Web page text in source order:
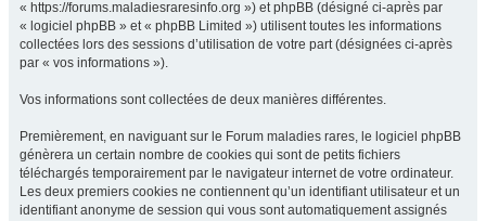
« https://forums.maladiesraresinfo.org ») et phpBB (désigné ci-après par
« logiciel phpBB » et « phpBB Limited ») utilisent toutes les informations
collectées lors des sessions d’utilisation de votre part (désignées ci-après
par « vos informations »).
Vos informations sont collectées de deux manières différentes.
Premièrement, en naviguant sur le Forum maladies rares, le logiciel phpBB
génèrera un certain nombre de cookies qui sont de petits fichiers
téléchargés temporairement par le navigateur internet de votre ordinateur.
Les deux premiers cookies ne contiennent qu’un identifiant utilisateur et un
identifiant anonyme de session qui vous sont automatiquement assignés